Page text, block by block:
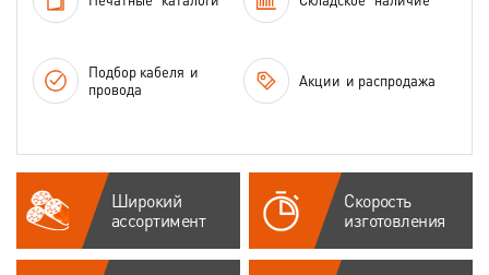
Подбор кабеля и
провода
Акции и распродажа
Широкий
ассортимент
Скорость
изготовления